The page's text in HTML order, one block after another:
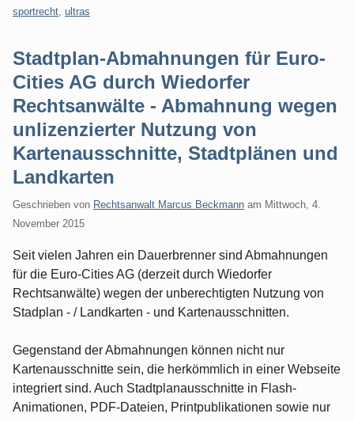
sportrecht ultras
Stadtplan-Abmahnungen für Euro-
Cities AG durch Wiedorfer
Rechtsanwälte - Abmahnung wegen
unlizenzierter Nutzung von
Kartenausschnitte, Stadtplänen und
Landkarten
Geschrieben von Rechtsanwalt Marcus Beckmann am Mittwoch, 4.
November 2015
Seit vielen Jahren ein Dauerbrenner sind Abmahnungen
für die Euro-Cities AG (derzeit durch Wiedorfer
Rechtsanwälte) wegen der unberechtigten Nutzung von
Stadplan - / Landkarten - und Kartenausschnitten.
Gegenstand der Abmahnungen können nicht nur
Kartenausschnitte sein, die herkömmlich in einer Webseite
integriert sind. Auch Stadtplanausschnitte in Flash-
Animationen, PDF-Dateien, Printpublikationen sowie nur